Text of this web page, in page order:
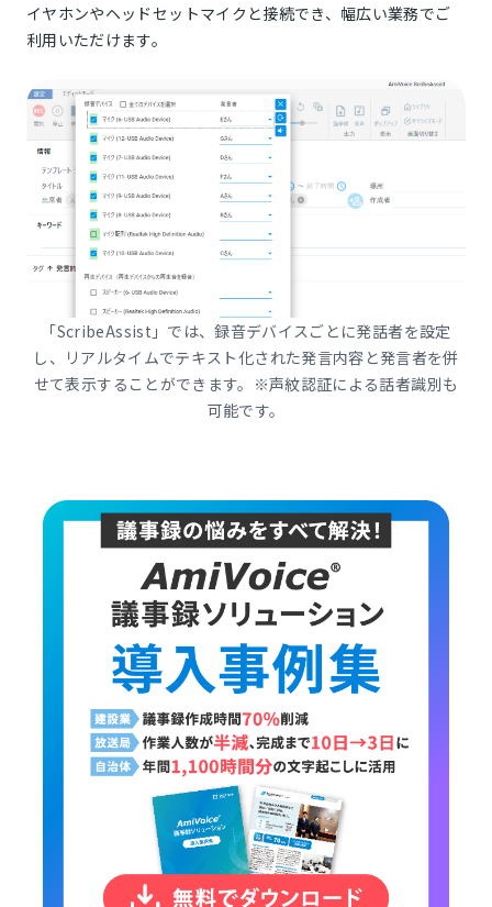
イヤホンやヘッドセットマイクと接続でき、幅広い業務でご
利用いただけます。
「ScribeAssist」では、録音デバイスごとに発話者を設定
し、リアルタイムでテキスト化された発言内容と発言者を併
せて表示することができます。※声紋認証による話者識別も
可能です。